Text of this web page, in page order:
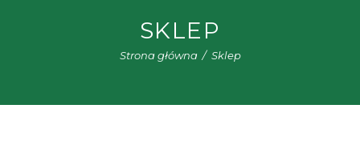
SKLEP
Strona główna Sklep